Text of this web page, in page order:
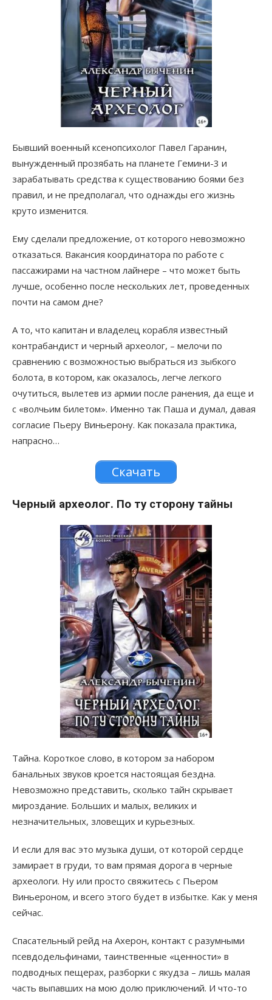
Бывший военный ксенопсихолог Павел Гаранин,
вынужденный прозябать на планете Гемини-3 и
зарабатывать средства к существованию боями без
правил, и не предполагал, что однажды его жизнь
круто изменится.
Ему сделали предложение, от которого невозможно
отказаться. Вакансия координатора по работе с
пассажирами на частном лайнере – что может быть
лучше, особенно после нескольких лет, проведенных
почти на самом дне?
А то, что капитан и владелец корабля известный
контрабандист и черный археолог, – мелочи по
сравнению с возможностью выбраться из зыбкого
болота, в котором, как оказалось, легче легкого
очутиться, вылетев из армии после ранения, да еще и
с «волчьим билетом». Именно так Паша и думал, давая
согласие Пьеру Виньерону. Как показала практика,
напрасно…
Скачать
Черный археолог. По ту сторону тайны
Тайна. Короткое слово, в котором за набором
банальных звуков кроется настоящая бездна.
Невозможно представить, сколько тайн скрывает
мироздание. Больших и малых, великих и
незначительных, зловещих и курьезных.
И если для вас это музыка души, от которой сердце
замирает в груди, то вам прямая дорога в черные
археологи. Ну или просто свяжитесь с Пьером
Виньероном, и всего этого будет в избытке. Как у меня
сейчас.
Спасательный рейд на Ахерон, контакт с разумными
псевдодельфинами, таинственные «ценности» в
подводных пещерах, разборки с якудза – лишь малая
часть выпавших на мою долю приключений. И что-то